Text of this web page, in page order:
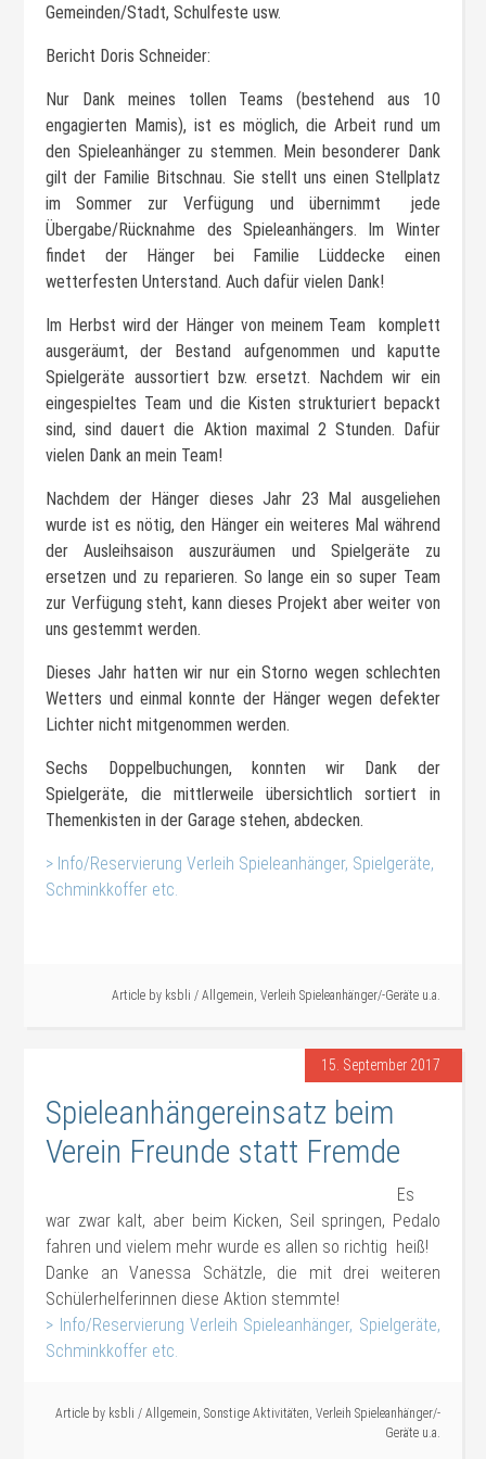
Gemeinden/Stadt, Schulfeste usw.
Bericht Doris Schneider:
Nur Dank meines tollen Teams (bestehend aus 10
engagierten Mamis), ist es möglich, die Arbeit rund um
den Spieleanhänger zu stemmen. Mein besonderer Dank
gilt der Familie Bitschnau. Sie stellt uns einen Stellplatz
im Sommer zur Verfügung und übernimmt jede
Übergabe/Rücknahme des Spieleanhängers. Im Winter
findet der Hänger bei Familie Lüddecke einen
wetterfesten Unterstand. Auch dafür vielen Dank!
Im Herbst wird der Hänger von meinem Team komplett
ausgeräumt, der Bestand aufgenommen und kaputte
Spielgeräte aussortiert bzw. ersetzt. Nachdem wir ein
eingespieltes Team und die Kisten strukturiert bepackt
sind, sind dauert die Aktion maximal 2 Stunden. Dafür
vielen Dank an mein Team!
Nachdem der Hänger dieses Jahr 23 Mal ausgeliehen
wurde ist es nötig, den Hänger ein weiteres Mal während
der Ausleihsaison auszuräumen und Spielgeräte zu
ersetzen und zu reparieren. So lange ein so super Team
zur Verfügung steht, kann dieses Projekt aber weiter von
uns gestemmt werden.
Dieses Jahr hatten wir nur ein Storno wegen schlechten
Wetters und einmal konnte der Hänger wegen defekter
Lichter nicht mitgenommen werden.
Sechs Doppelbuchungen, konnten wir Dank der
Spielgeräte, die mittlerweile übersichtlich sortiert in
Themenkisten in der Garage stehen, abdecken.
> Info/Reservierung Verleih Spieleanhänger, Spielgeräte,
Schminkkoffer etc.
Article by ksbli / Allgemein Verleih Spieleanhänger/-Geräte u.a.
15. September 2017
Spieleanhängereinsatz beim
Verein Freunde statt Fremde
Es
war zwar kalt, aber beim Kicken, Seil springen, Pedalo
fahren und vielem mehr wurde es allen so richtig heiß!
Danke an Vanessa Schätzle, die mit drei weiteren
Schülerhelferinnen diese Aktion stemmte!
> Info/Reservierung Verleih Spieleanhänger, Spielgeräte,
Schminkkoffer etc.
Article by ksbli / Allgemein Sonstige Aktivitäten Verleih Spieleanhänger/-
Geräte u.a.